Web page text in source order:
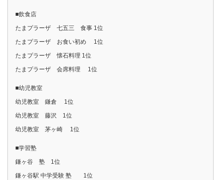
■飲食店
たまプラーザ 七五三 食事 1位
たまプラーザ お食い初め 1位
たまプラーザ 懐石料理 1位
たまプラーザ 会席料理 1位
■幼児教室
幼児教室 鎌倉 1位
幼児教室 藤沢 1位
幼児教室 茅ヶ崎 1位
■学習塾
鎌ヶ谷 塾 1位
鎌ヶ谷駅 中学受験 塾 1位